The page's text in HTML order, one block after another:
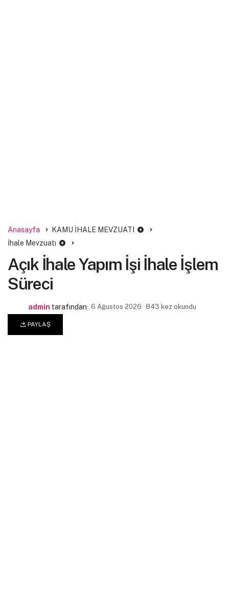
PAYLAŞ
Anasayfa
KAMU İHALE MEVZUATI
İhale Mevzuatı
Açık İhale Yapım İşi İhale İşlem
Süreci
admin tarafından 6 Ağustos 2026 843 kez okundu